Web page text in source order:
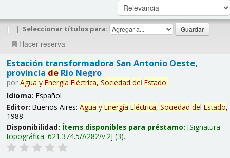
| | Seleccionar títulos para:
Hacer reserva
Estación transformadora San Antonio Oeste,
provincia deRío Negro
por Agua y Energía Eléctrica, Sociedad del Estado.
Idioma: Español
Editor: Buenos Aires: Agua y Energía Eléctrica, Sociedad del Estado,
1988
Disponibilidad: Ítems disponibles para préstamo: Signatura
topográfica: 621.374.5/A282/v.2 (3).